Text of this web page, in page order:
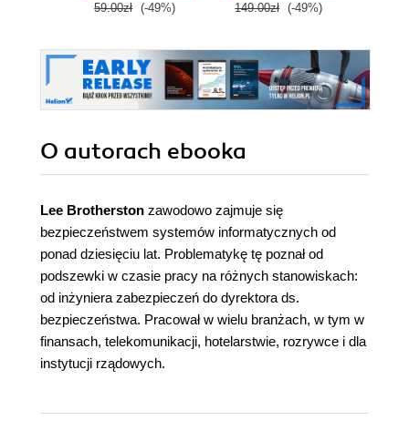
59.00zł (-49%) 149.00zł (-49%)
O autorach ebooka
Lee Brotherston zawodowo zajmuje się
bezpieczeństwem systemów informatycznych od
ponad dziesięciu lat. Problematykę tę poznał od
podszewki w czasie pracy na różnych stanowiskach:
od inżyniera zabezpieczeń do dyrektora ds.
bezpieczeństwa. Pracował w wielu branżach, w tym w
finansach, telekomunikacji, hotelarstwie, rozrywce i dla
instytucji rządowych.